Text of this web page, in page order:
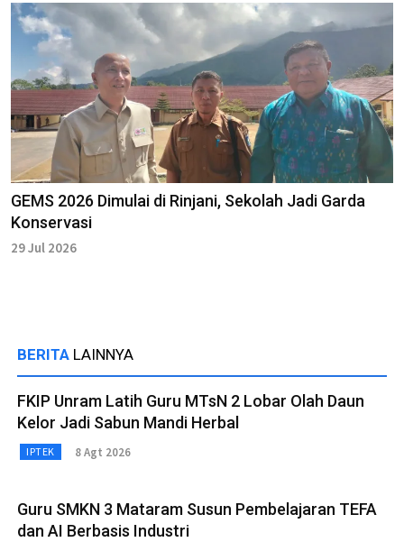
GEMS 2026 Dimulai di Rinjani, Sekolah Jadi Garda
Konservasi
29 Jul 2026
BERITA LAINNYA
FKIP Unram Latih Guru MTsN 2 Lobar Olah Daun
Kelor Jadi Sabun Mandi Herbal
IPTEK 8 Agt 2026
Guru SMKN 3 Mataram Susun Pembelajaran TEFA
dan AI Berbasis Industri